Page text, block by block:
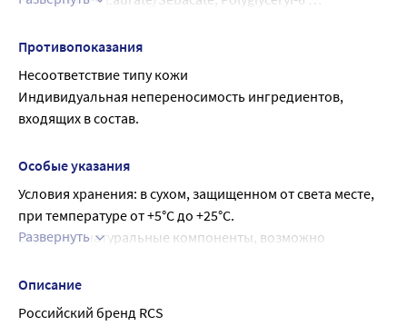
Sarcosine, Cinnamomum Zeylanicum Bark Extract, Mandelic
Phenoxyethanol, Ethylhexylglycerin, Citrus Grandis Oil,
Melaleuca Alternifolia Oil, Salvia Sclarea Oil, Sodium
Hydroxide, Sodium Phytate, Lactic Acid.
Противопоказания
Несоответствие типу кожи
Индивидуальная непереносимость ингредиентов,
входящих в состав.
Особые указания
Условия хранения: в сухом, защищенном от света месте,
при температуре от +5°С до +25°С.
Содержит натуральные компоненты, возможно
Развернуть
Описание
Российский бренд RCS